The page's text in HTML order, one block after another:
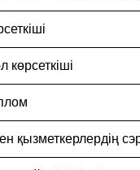
көрсеткіші
қызметкерлердің